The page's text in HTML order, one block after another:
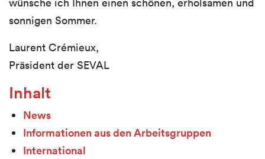
sonnigen Sommer.
Laurent Crémieux,
Präsident der SEVAL
Inhalt
News
Informationen aus den Arbeitsgruppen
International